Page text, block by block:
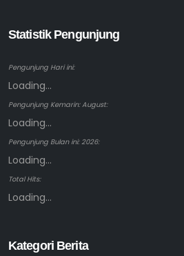
Statistik Pengunjung
Pengunjung Hari ini:
Loading...
Pengunjung Kemarin: August:
Loading...
Pengunjung Bulan ini: 2026:
Loading...
Total Hits:
Loading...
Kategori Berita